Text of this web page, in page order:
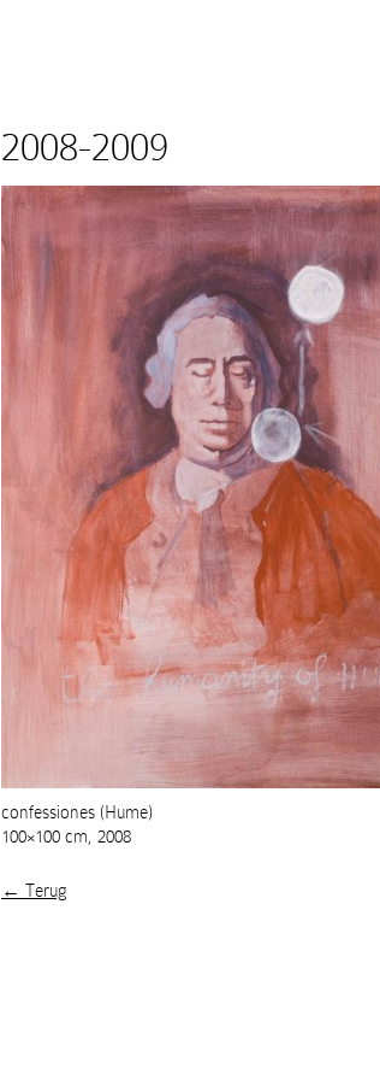
2008-2009
confessiones (Hume)
100×100 cm, 2008
← Terug